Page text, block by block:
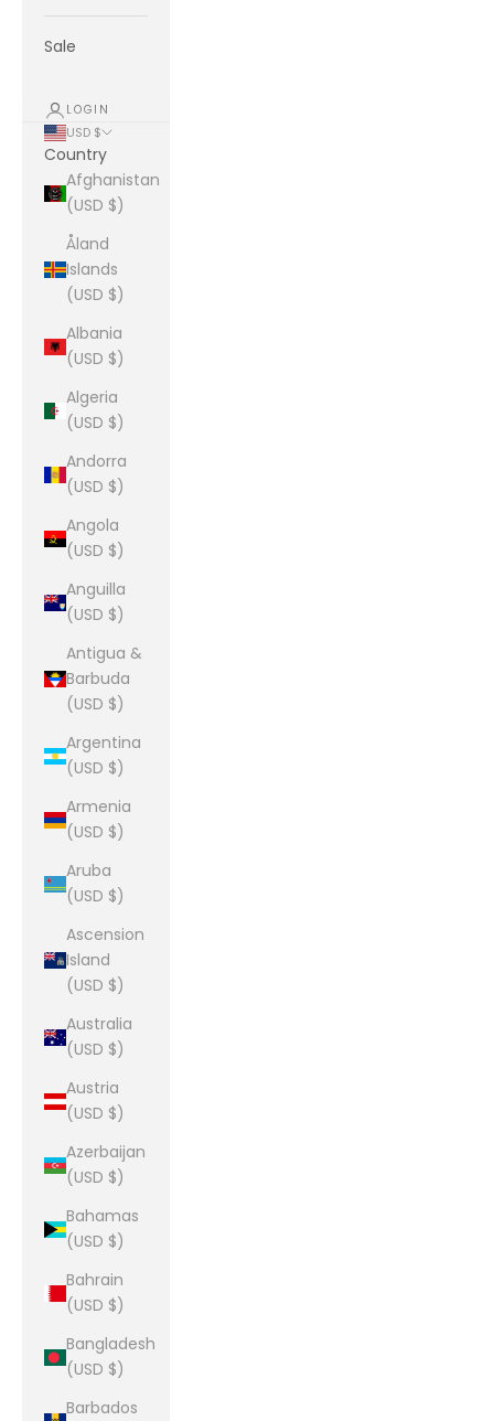
Sale
LOGIN
USD $
Country
Afghanistan
(USD $)
Åland
Islands
(USD $)
Albania
(USD $)
Algeria
(USD $)
Andorra
(USD $)
Angola
(USD $)
Anguilla
(USD $)
Antigua &
Barbuda
(USD $)
Argentina
(USD $)
Armenia
(USD $)
Aruba
(USD $)
Ascension
Island
(USD $)
Australia
(USD $)
Austria
(USD $)
Azerbaijan
(USD $)
Bahamas
(USD $)
Bahrain
(USD $)
Bangladesh
(USD $)
Barbados